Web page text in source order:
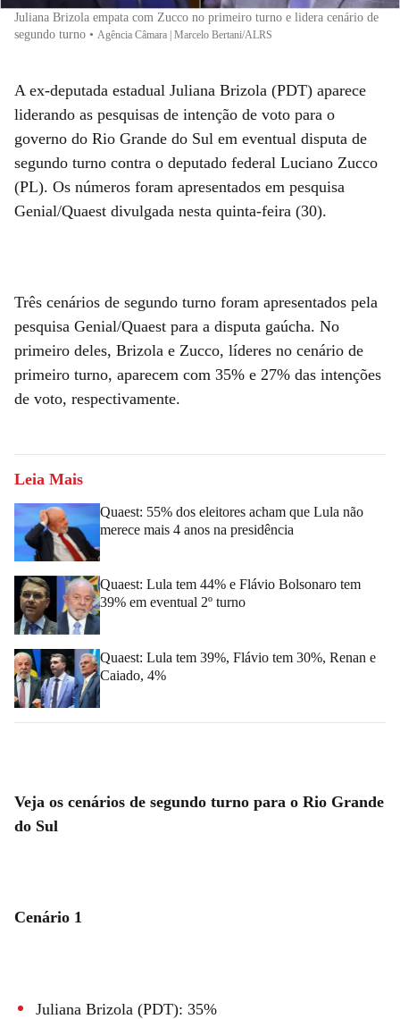
Juliana Brizola empata com Zucco no primeiro turno e lidera cenário de
segundo turno • Agência Câmara | Marcelo Bertani/ALRS
A ex-deputada estadual Juliana Brizola (PDT) aparece
liderando as pesquisas de intenção de voto para o
governo do Rio Grande do Sul em eventual disputa de
segundo turno contra o deputado federal Luciano Zucco
(PL). Os números foram apresentados em pesquisa
Genial/Quaest divulgada nesta quinta-feira (30).
Três cenários de segundo turno foram apresentados pela
pesquisa Genial/Quaest para a disputa gaúcha. No
primeiro deles, Brizola e Zucco, líderes no cenário de
primeiro turno, aparecem com 35% e 27% das intenções
de voto, respectivamente.
Leia Mais
Quaest: 55% dos eleitores acham que Lula não
merece mais 4 anos na presidência
Quaest: Lula tem 44% e Flávio Bolsonaro tem
39% em eventual 2º turno
Quaest: Lula tem 39%, Flávio tem 30%, Renan e
Caiado, 4%
Veja os cenários de segundo turno para o Rio Grande
do Sul
Cenário 1
Juliana Brizola (PDT): 35%